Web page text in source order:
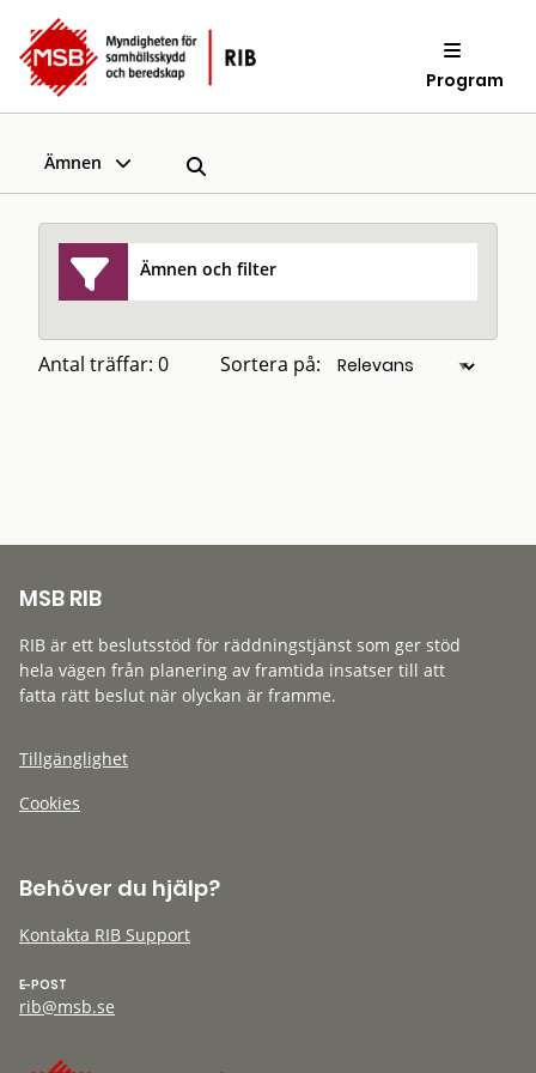
Program
Ämnen
Ämnen och filter
Antal träffar: 0 Sortera på:
MSB RIB
RIB är ett beslutsstöd för räddningstjänst som ger stöd
hela vägen från planering av framtida insatser till att
fatta rätt beslut när olyckan är framme.
Tillgänglighet
Cookies
Behöver du hjälp?
Kontakta RIB Support
E-POST
rib@msb.se